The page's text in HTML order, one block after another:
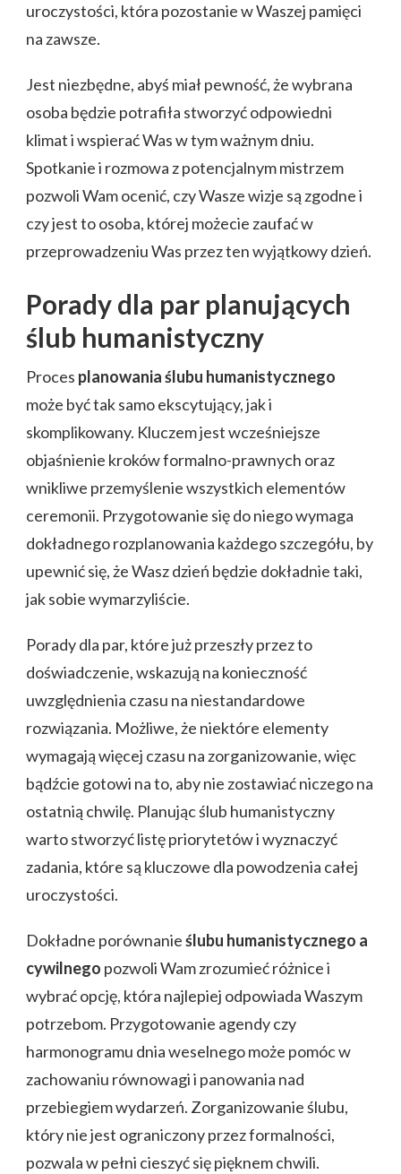
uroczystości, która pozostanie w Waszej pamięci
na zawsze.
Jest niezbędne, abyś miał pewność, że wybrana
osoba będzie potrafiła stworzyć odpowiedni
klimat i wspierać Was w tym ważnym dniu.
Spotkanie i rozmowa z potencjalnym mistrzem
pozwoli Wam ocenić, czy Wasze wizje są zgodne i
czy jest to osoba, której możecie zaufać w
przeprowadzeniu Was przez ten wyjątkowy dzień.
Porady dla par planujących
ślub humanistyczny
Proces planowania ślubu humanistycznego
może być tak samo ekscytujący, jak i
skomplikowany. Kluczem jest wcześniejsze
objaśnienie kroków formalno-prawnych oraz
wnikliwe przemyślenie wszystkich elementów
ceremonii. Przygotowanie się do niego wymaga
dokładnego rozplanowania każdego szczegółu, by
upewnić się, że Wasz dzień będzie dokładnie taki,
jak sobie wymarzyliście.
Porady dla par, które już przeszły przez to
doświadczenie, wskazują na konieczność
uwzględnienia czasu na niestandardowe
rozwiązania. Możliwe, że niektóre elementy
wymagają więcej czasu na zorganizowanie, więc
bądźcie gotowi na to, aby nie zostawiać niczego na
ostatnią chwilę. Planując ślub humanistyczny
warto stworzyć listę priorytetów i wyznaczyć
zadania, które są kluczowe dla powodzenia całej
uroczystości.
Dokładne porównanieślubu humanistycznego a
cywilnego pozwoli Wam zrozumieć różnice i
wybrać opcję, która najlepiej odpowiada Waszym
potrzebom. Przygotowanie agendy czy
harmonogramu dnia weselnego może pomóc w
zachowaniu równowagi i panowania nad
przebiegiem wydarzeń. Zorganizowanie ślubu,
który nie jest ograniczony przez formalności,
pozwala w pełni cieszyć się pięknem chwili.